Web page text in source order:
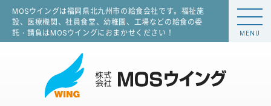
MOSウイングは福岡県北九州市の給食会社です。福祉施
設、医療機関、社員食堂、幼稚園、工場などの給食の委
託・請負はMOSウイングにおまかせください！
MENU